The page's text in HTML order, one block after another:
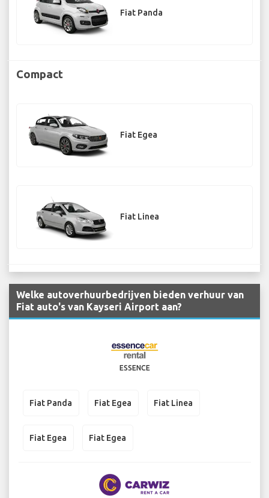
Fiat Panda
Compact
Fiat Egea
Fiat Linea
Welke autoverhuurbedrijven bieden verhuur van
Fiat auto's van Kayseri Airport aan?
ESSENCE
Fiat Panda Fiat Egea Fiat Linea
Fiat Egea Fiat Egea